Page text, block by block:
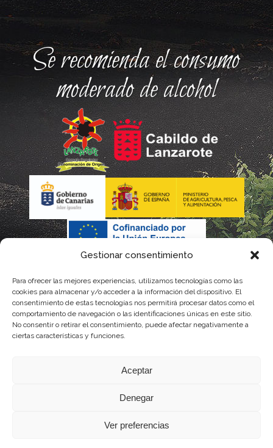
Gestionar consentimiento
Para ofrecer las mejores experiencias, utilizamos tecnologías como las
cookies para almacenar y/o acceder a la información del dispositivo. El
consentimiento de estas tecnologías nos permitirá procesar datos como el
comportamiento de navegación o las identificaciones únicas en este sitio.
No consentir o retirar el consentimiento, puede afectar negativamente a
ciertas características y funciones.
Aceptar
Denegar
Ver preferencias
Se recomienda el consumo
moderado de alcohol
La gestión de la DOP Lanzarote realizada por este Consejo
Regulador es financiada, parcialmente, por el Gobierno de
Canarias
Instituto Canario de Calidad Agroalimentaria